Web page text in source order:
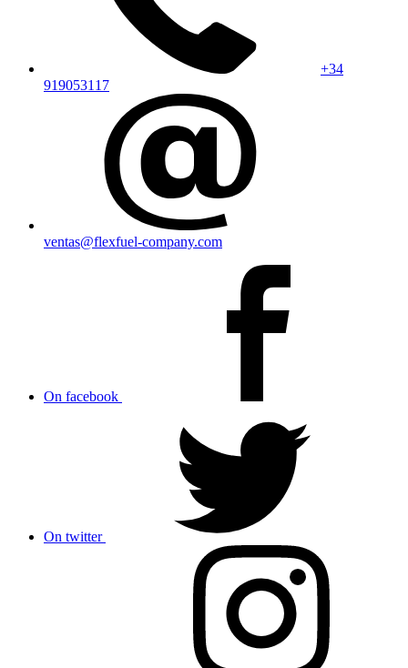
+34
919053117
ventas@flexfuel-company.com
On facebook
On twitter